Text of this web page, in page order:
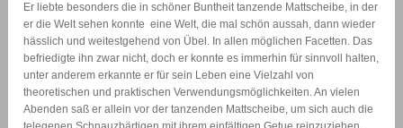
Er liebte besonders die in schöner Buntheit tanzende Mattscheibe, in der
er die Welt sehen konnte  eine Welt, die mal schön aussah, dann wieder
hässlich und weitestgehend von Übel. In allen möglichen Facetten. Das
befriedigte ihn zwar nicht, doch er konnte es immerhin für sinnvoll halten,
unter anderem erkannte er für sein Leben eine Vielzahl von
theoretischen und praktischen Verwendungsmöglichkeiten. An vielen
Abenden saß er allein vor der tanzenden Mattscheibe, um sich auch die